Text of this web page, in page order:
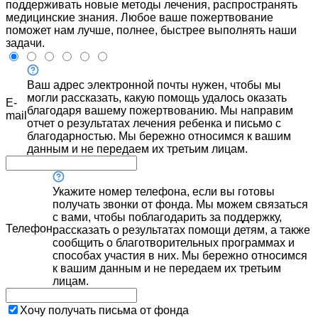
поддерживать новые методы лечения, распространять
медицинские знания. Любое ваше пожертвование
поможет нам лучше, полнее, быстрее выполнять наши
задачи.
E-
mail
Ваш адрес электронной почты нужен, чтобы мы
могли рассказать, какую помощь удалось оказать
благодаря вашему пожертвованию. Мы направим
отчет о результатах лечения ребенка и письмо с
благодарностью. Мы бережно относимся к вашим
данным и не передаем их третьим лицам.
Телефон
Укажите номер телефона, если вы готовы
получать звонки от фонда. Мы можем связаться
с вами, чтобы поблагодарить за поддержку,
рассказать о результатах помощи детям, а также
сообщить о благотворительных программах и
способах участия в них. Мы бережно относимся
к вашим данным и не передаем их третьим
лицам.
Хочу получать письма от фонда